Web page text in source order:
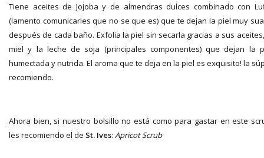
Tiene aceites de Jojoba y de almendras dulces combinado con
(lamento comunicarles que no se que es) que te dejan la piel muy
después de cada baño. Exfolia la piel sin secarla gracias a sus
miel y la leche de soja (principales componentes) que dejan la
humectada y nutrida. El aroma que te deja en la piel es exquisito! la
recomiendo.
Ahora bien, si nuestro bolsillo no está como para gastar en este
les recomiendo el de St. Ives: Apricot Scrub